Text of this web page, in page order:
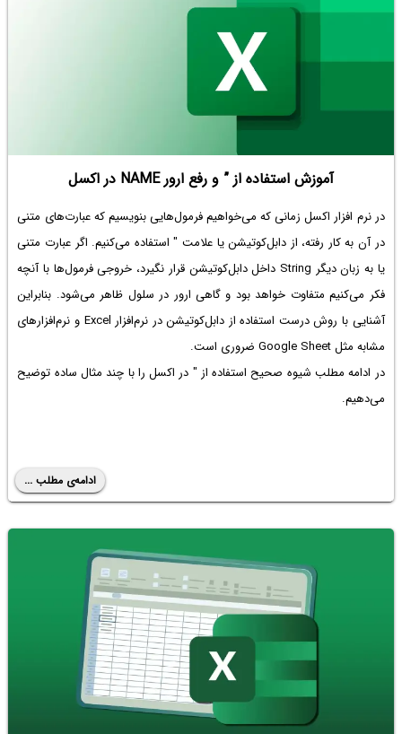
آموزش استفاده از ” و رفع ارور NAME در اکسل
در نرم افزار اکسل زمانی که می‌خواهیم فرمول‌هایی بنویسیم که عبارت‌های متنی
در آن به کار رفته، از دابل‌کوتیشن یا علامت " استفاده می‌کنیم. اگر عبارت متنی
یا به زبان دیگر String داخل دابل‌کوتیشن قرار نگیرد، خروجی فرمول‌ها با آنچه
فکر می‌کنیم متفاوت خواهد بود و گاهی ارور در سلول ظاهر می‌شود. بنابراین
آشنایی با روش درست استفاده از دابل‌کوتیشن در نرم‌افزار Excel و نرم‌افزارهای
مشابه مثل Google Sheet ضروری است.
در ادامه مطلب شیوه صحیح استفاده از " در اکسل را با چند مثال ساده توضیح
می‌دهیم.
ادامه‌ی مطلب ...